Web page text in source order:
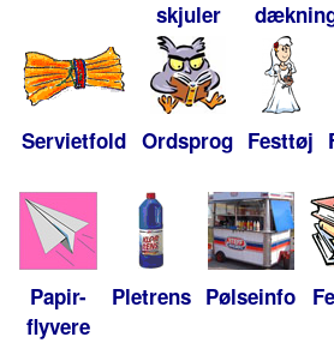
skjuler
Servietfold Ordsprog Festtøj
Papir-
flyvere
Pletrens Pølseinfo